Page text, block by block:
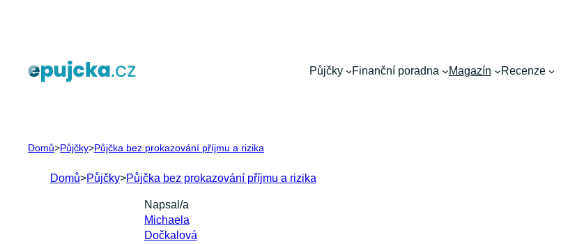
Půjčky Finanční poradna Magazín Recenze
Domů>Půjčky>Půjčka bez prokazování příjmu a rizika
Domů>Půjčky>Půjčka bez prokazování příjmu a rizika
Napsal/a
Michaela
Dočkalová